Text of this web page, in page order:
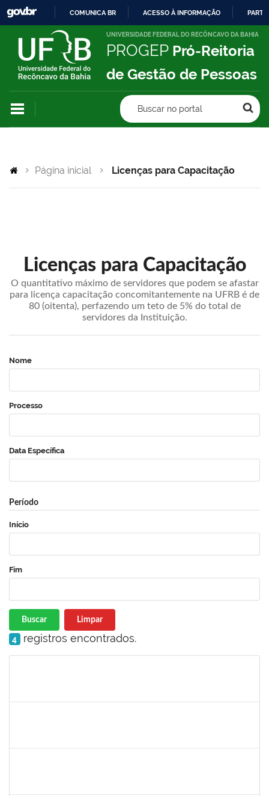
IR
PARA
CONTEÚDO
COMUNICA BR ACESSO À INFORMAÇÃO
UNIVERSIDADE FEDERAL DO RECÔNCAVO DA BAHIA
PROGEP Pró-Reitoria
de Gestão de Pessoas
Buscar no portal
Página inicial Licenças para Capacitação
Licenças para Capacitação
O quantitativo máximo de servidores que podem se afastar
para licença capacitação concomitantemente na UFRB é de
80 (oitenta), perfazendo um teto de 5% do total de
servidores da Instituição.
Nome
Processo
Data Específica
Período
Início
Fim
Buscar Limpar
4 registros encontrados.